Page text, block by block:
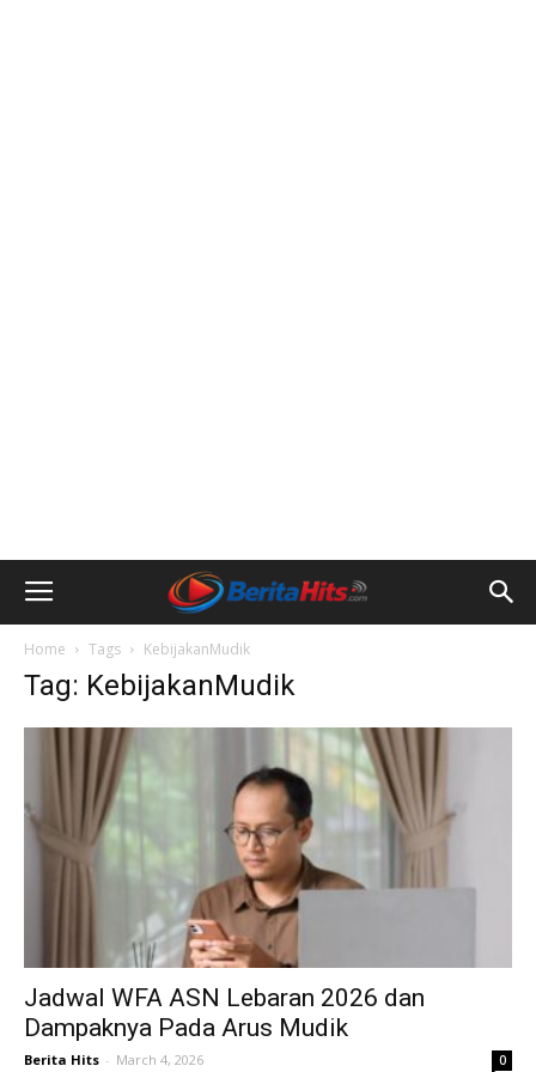
Home Tags KebijakanMudik
Tag: KebijakanMudik
Jadwal WFA ASN Lebaran 2026 dan
Dampaknya Pada Arus Mudik
Berita Hits - March 4, 2026 0